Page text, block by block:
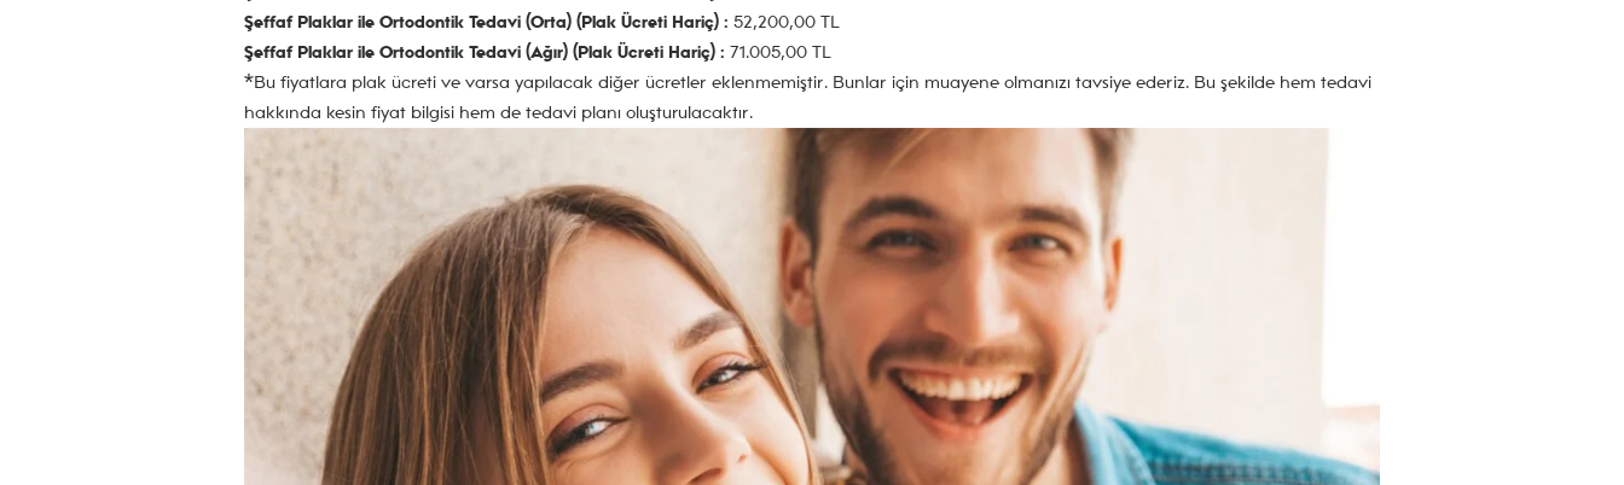
Şeffaf Plaklar ile Ortodontik Tedavi (Orta) (Plak Ücreti Hariç) : 52,200,00 TL
Şeffaf Plaklar ile Ortodontik Tedavi (Ağır) (Plak Ücreti Hariç) : 71.005,00 TL
*Bu fiyatlara plak ücreti ve varsa yapılacak diğer ücretler eklenmemiştir. Bunlar için muayene olmanızı tavsiye ederiz. Bu şekilde hem tedavi
hakkında kesin fiyat bilgisi hem de tedavi planı oluşturulacaktır.